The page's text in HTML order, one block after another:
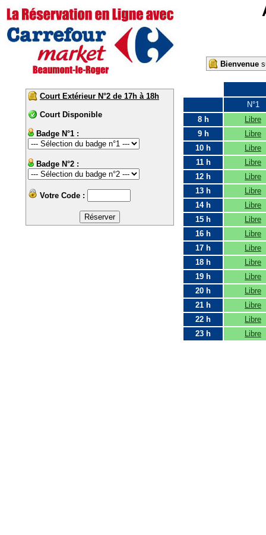
Bienvenue
Court Extérieur N°2 de 17h à 18h
Court Disponible
Badge N°1 :
Badge N°2 :
Votre Code :
N°1
8 h
Libre
9 h
Libre
10 h
Libre
11 h
Libre
12 h
Libre
13 h
Libre
14 h
Libre
15 h
Libre
16 h
Libre
17 h
Libre
18 h
Libre
19 h
Libre
20 h
Libre
21 h
Libre
22 h
Libre
23 h
Libre